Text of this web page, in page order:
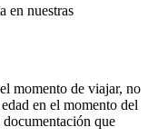
en nuestras
momento de viajar, no
en el momento del
que